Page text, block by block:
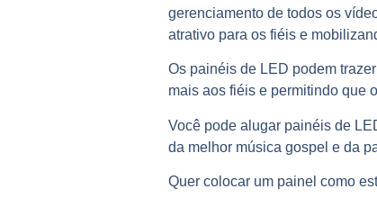
gerenciamento de todos os
atrativo para os fiéis e
Os painéis de LED podem
mais aos fiéis e permitindo que
Você pode alugar painéis de
da melhor música gospel e da
Quer colocar um painel como